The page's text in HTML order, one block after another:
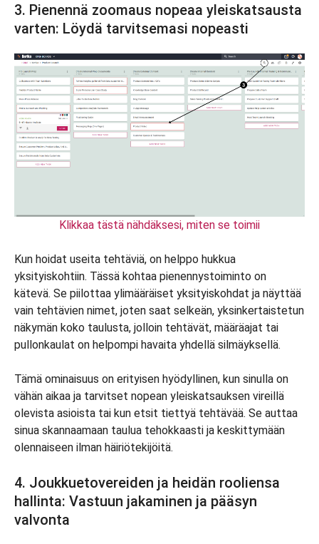
3. Pienennä zoomaus nopeaa yleiskatsausta
varten: Löydä tarvitsemasi nopeasti
Klikkaa tästä nähdäksesi, miten se toimii
Kun hoidat useita tehtäviä, on helppo hukkua
yksityiskohtiin. Tässä kohtaa pienennystoiminto on
kätevä. Se piilottaa ylimääräiset yksityiskohdat ja näyttää
vain tehtävien nimet, joten saat selkeän, yksinkertaistetun
näkymän koko taulusta, jolloin tehtävät, määräajat tai
pullonkaulat on helpompi havaita yhdellä silmäyksellä.
Tämä ominaisuus on erityisen hyödyllinen, kun sinulla on
vähän aikaa ja tarvitset nopean yleiskatsauksen vireillä
olevista asioista tai kun etsit tiettyä tehtävää. Se auttaa
sinua skannaamaan taulua tehokkaasti ja keskittymään
olennaiseen ilman häiriötekijöitä.
4. Joukkuetovereiden ja heidän rooliensa
hallinta: Vastuun jakaminen ja pääsyn
valvonta